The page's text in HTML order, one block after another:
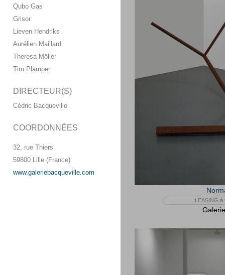
Qubo Gas
Grisor
Lieven Hendriks
Aurélien Maillard
Theresa Möller
Tim Plamper
DIRECTEUR(S)
Cédric Bacqueville
COORDONNÉES
32, rue Thiers
59800 Lille (France)
www.galeriebacqueville.com
LEASING à